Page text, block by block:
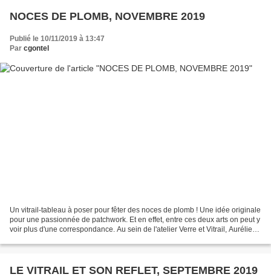
NOCES DE PLOMB, NOVEMBRE 2019
Publié le 10/11/2019 à 13:47
Par cgontel
Un vitrail-tableau à poser pour fêter des noces de plomb ! Une idée originale
pour une passionnée de patchwork. Et en effet, entre ces deux arts on peut y
voir plus d'une correspondance. Au sein de l'atelier Verre et Vitrail, Aurélie
LE VITRAIL ET SON REFLET, SEPTEMBRE 2019